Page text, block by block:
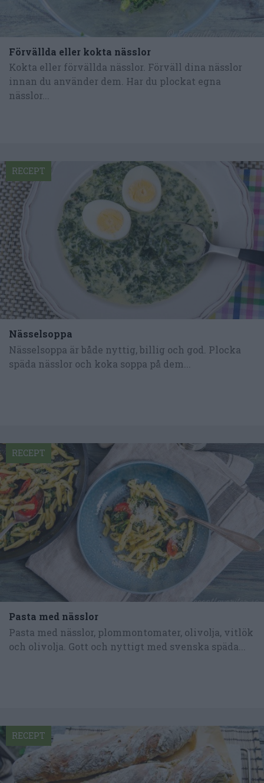
Förvällda eller kokta nässlor
Kokta eller förvällda nässlor. Förväll dina nässlor
innan du använder dem. Har du plockat egna
nässlor...
Nässelsoppa
Nässelsoppa är både nyttig, billig och god. Plocka
späda nässlor och koka soppa på dem...
RECEPT
Pasta med nässlor
Pasta med nässlor, plommontomater, olivolja, vitlök
och olivolja. Gott och nyttigt med svenska späda...
RECEPT
RECEPT